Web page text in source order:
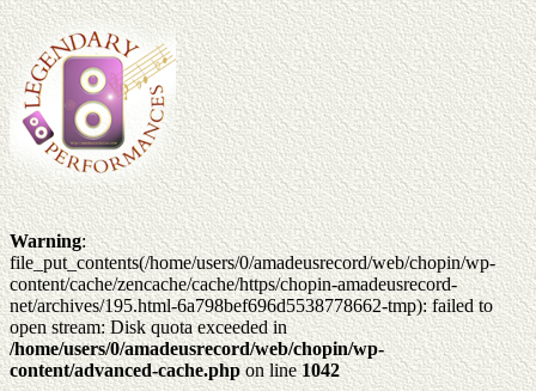
Warning:
file_put_contents(/home/users/0/amadeusrecord/web/chopin/wp-
content/cache/zencache/cache/https/chopin-amadeusrecord-
net/archives/195.html-6a798bef696d5538778662-tmp): failed to
open stream: Disk quota exceeded in
/home/users/0/amadeusrecord/web/chopin/wp-
content/advanced-cache.phpon line1042